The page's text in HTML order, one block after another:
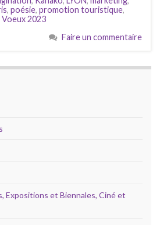
, poésie, promotion touristique,
Voeux 2023
Faire un commentaire
Expositions et Biennales, Ciné et